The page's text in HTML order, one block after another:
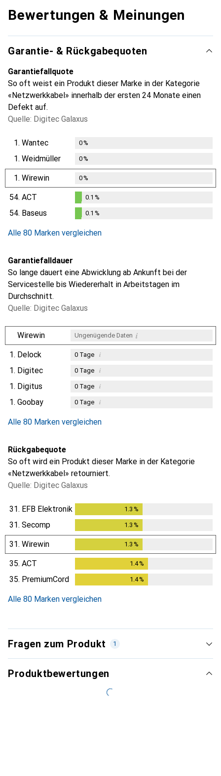
Bewertungen & Meinungen
Garantie- & Rückgabequoten
Garantiefallquote
So oft weist ein Produkt dieser Marke in der Kategorie
«Netzwerkkabel» innerhalb der ersten 24 Monate einen
Defekt auf.
Quelle: Digitec Galaxus
1. Wantec 0%
1. Weidmüller 0%
1. Wirewin 0%
54. ACT
%
0.1 %
54. Baseus 0.1 %
Alle 80 Marken vergleichen
Garantiefalldauer
So lange dauert eine Abwicklung ab Ankunft bei der
Servicestelle bis Wiedererhalt in Arbeitstagen im
Durchschnitt.
Quelle: Digitec Galaxus
Wirewin Ungenügende Daten i
1. Delock 0Tage i
1. Digitec 0Tage i
1. Digitus 0Tage i
1. Goobay 0Tage i
Alle 80 Marken vergleichen
Rückgabequote
So oft wird ein Produkt dieser Marke in der Kategorie
«Netzwerkkabel» retourniert.
Quelle: Digitec Galaxus
31. EFB Elektronik 1.3 %
31. Secomp 1.3 %
31. Wirewin 1.3 %
35. ACT 1.4%
35. PremiumCord 1.4%
Alle 80 Marken vergleichen
Fragen zum Produkt 1
Produktbewertungen